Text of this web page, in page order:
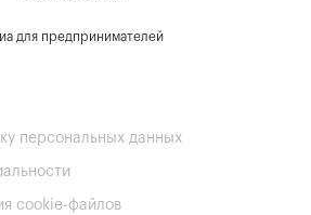
для предпринимателей
персональных данных
cookie-файлов